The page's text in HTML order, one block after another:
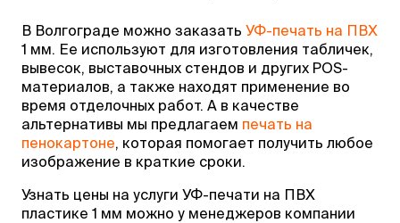
В Волгограде можно заказать УФ-печать на ПВХ
1 мм. Ее используют для изготовления табличек,
вывесок, выставочных стендов и других POS-
материалов, а также находят применение во
время отделочных работ. А в качестве
альтернативы мы предлагаем печать на
пенокартоне, которая помогает получить любое
изображение в краткие сроки.
Узнать цены на услуги УФ-печати на ПВХ
пластике 1 мм можно у менеджеров компании